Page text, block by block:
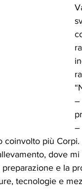
–
–
coinvolto più
dove
preparazione e la
tecnologie e